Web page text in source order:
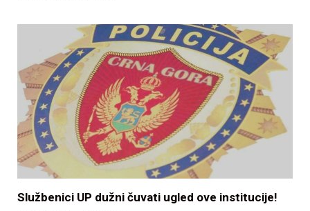
Službenici UP dužni čuvati ugled ove institucije!